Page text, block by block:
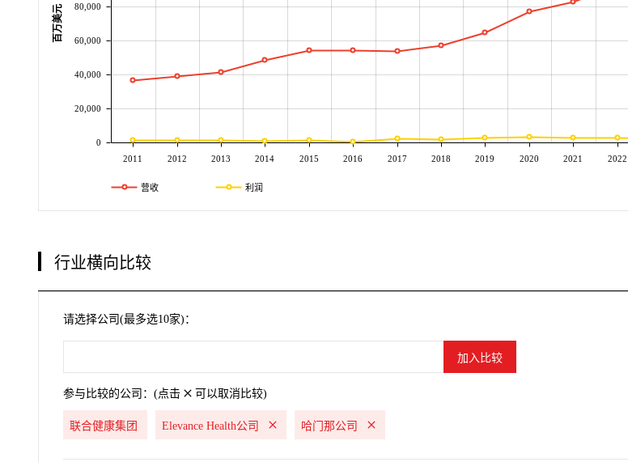
2011 2012 2013 2014 2015 2016 2017 2018 2019 2020 2021 2022
0
20,000
40,000
60,000
80,000
百万美元
营收 利润
行业横向比较
请选择公司(最多选10家)：
参与比较的公司：(点击 可以取消比较)
联合健康集团 Elevance Health公司 哈门那公司